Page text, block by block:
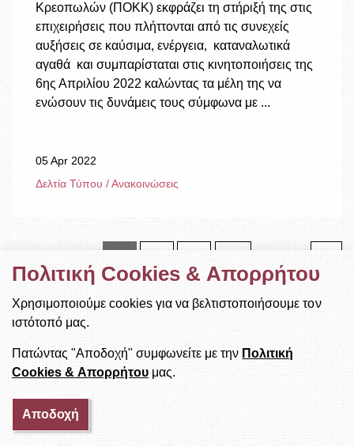
Κρεοπωλών (ΠΟΚΚ) εκφράζει τη στήριξή της στις
επιχειρήσεις που πλήττονται από τις συνεχείς
αυξήσεις σε καύσιμα, ενέργεια, καταναλωτικά
αγαθά και συμπαρίσταται στις κινητοποιήσεις της
6ης Απριλίου 2022 καλώντας τα μέλη της να
ενώσουν τις δυνάμεις τους σύμφωνα με ...
05 Apr 2022
Δελτία Τύπου / Ανακοινώσεις
2 ...
ΚΑΤΗΓΟΡΙΕΣ
Δελτία Τύπου / Ανακοινώσεις
Επίκαιρα Θέματα
ΕΣΠΑ
Πολιτική Cookies & Απορρήτου
Χρησιμοποιούμε cookies για να βελτιστοποιήσουμε τον
ιστότοπό μας.
Πατώντας "Αποδοχή" συμφωνείτε με την Πολιτική
Cookies & Απορρήτου μας.
Αποδοχή